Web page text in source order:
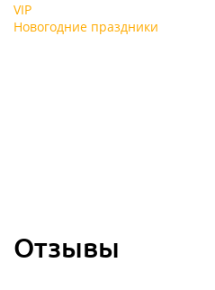
VIP
Новогодние праздники
Отзывы